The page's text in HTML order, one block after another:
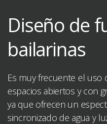
Diseño de
bailarinas
Es muy frecuente el
espacios abiertos y con
ya que ofrecen un
sincronizado de agua y